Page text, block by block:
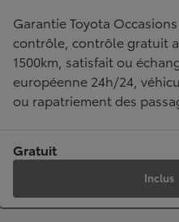
Garantie Toyota
contrôle, contrôle gratuit
1500km, satisfait ou
européenne 24h/24,
ou rapatriement des
Gratuit
Inclus